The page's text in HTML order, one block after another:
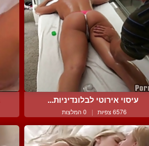
עיסוי אירוטי לבלונדיניות...
6576 צפיות | 0 המלצות